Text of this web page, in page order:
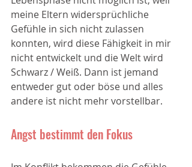
meine Eltern widersprüchliche
Gefühle in sich nicht zulassen
konnten, wird diese Fähigkeit in mir
nicht entwickelt und die Welt wird
Schwarz / Weiß. Dann ist jemand
entweder gut oder böse und alles
andere ist nicht mehr vorstellbar.
Angst bestimmt den Fokus